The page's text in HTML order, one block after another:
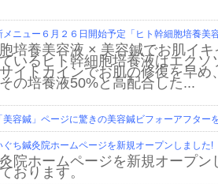
ニュー６月２６日開始予定「ヒト幹細胞培養美
培養美容液 × 美容鍼でお肌イ
いるヒト幹細胞培養液はエクソ
イトカインでお肌の修復を早め
の培養液50%と高配合した...
容鍼」ページに驚きの美容鍼ビフォーアフター
ち鍼灸院ホームページを新規オープンしました!
院ホームページを新規オープン
おります。